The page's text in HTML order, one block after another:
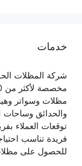
خدمات
شركة المظلات
مظلات وسواتر
والحدائق وساحات
توقعات العملاء
فريدة تناسب
للحصول على